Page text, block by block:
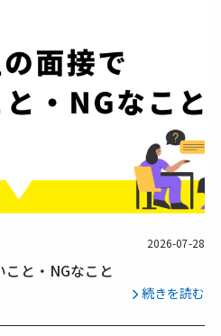
2026-07-28
と・NGなこと
続きを読む